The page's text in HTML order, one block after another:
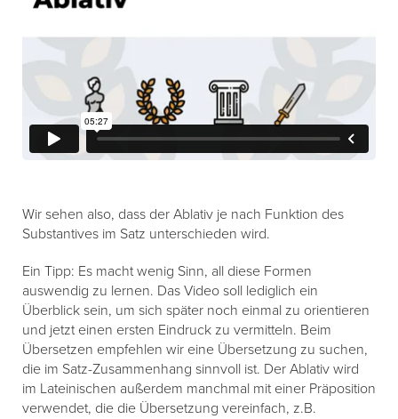
Wir sehen also, dass der Ablativ je nach Funktion des
Substantives im Satz unterschieden wird.
Ein Tipp: Es macht wenig Sinn, all diese Formen
auswendig zu lernen. Das Video soll lediglich ein
Überblick sein, um sich später noch einmal zu orientieren
und jetzt einen ersten Eindruck zu vermitteln. Beim
Übersetzen empfehlen wir eine Übersetzung zu suchen,
die im Satz-Zusammenhang sinnvoll ist. Der Ablativ wird
im Lateinischen außerdem manchmal mit einer Präposition
verwendet, die die Übersetzung vereinfach, z.B.